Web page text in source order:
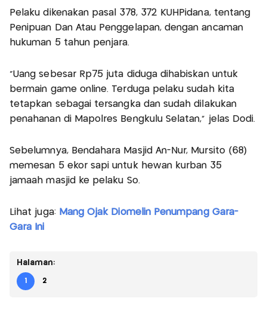
Pelaku dikenakan pasal 378, 372 KUHPidana, tentang
Penipuan Dan Atau Penggelapan, dengan ancaman
hukuman 5 tahun penjara.
"Uang sebesar Rp75 juta diduga dihabiskan untuk
bermain game online. Terduga pelaku sudah kita
tetapkan sebagai tersangka dan sudah dilakukan
penahanan di Mapolres Bengkulu Selatan," jelas Dodi.
Sebelumnya, Bendahara Masjid An-Nur, Mursito (68)
memesan 5 ekor sapi untuk hewan kurban 35
jamaah masjid ke pelaku So.
Lihat juga: Mang Ojak Diomelin Penumpang Gara-
Gara Ini
Halaman:
1 2